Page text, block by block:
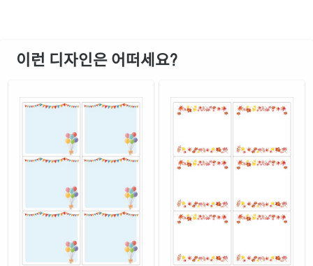
CL223TG-DA644
잉크젯, 레이저 겸용
CL223TV-DA644잉크젯, 레이저 겸용
노란색 모조
재질 설명
흰색 모조 잉크젯
CJ223-DA644잉크젯 전용
재질 설명
흰색 무광 방수 잉크젯
CJ223WU-DA644
잉크젯 전용
이런 디자인은 어떠세요?